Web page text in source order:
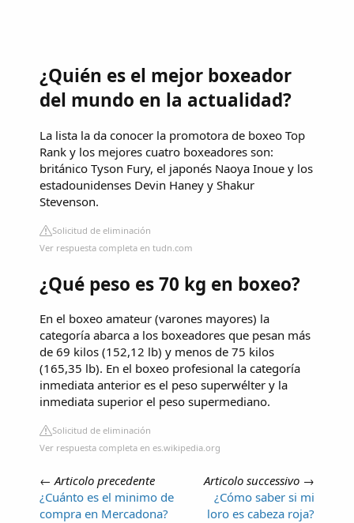
¿Quién es el mejor boxeador
del mundo en la actualidad?
La lista la da conocer la promotora de boxeo Top
Rank y los mejores cuatro boxeadores son:
británico Tyson Fury, el japonés Naoya Inoue y los
estadounidenses Devin Haney y Shakur
Stevenson.
Solicitud de eliminación
Ver respuesta completa en tudn.com
¿Qué peso es 70 kg en boxeo?
En el boxeo amateur (varones mayores) la
categoría abarca a los boxeadores que pesan más
de 69 kilos (152,12 lb) y menos de 75 kilos
(165,35 lb). En el boxeo profesional la categoría
inmediata anterior es el peso superwélter y la
inmediata superior el peso supermediano.
Solicitud de eliminación
Ver respuesta completa en es.wikipedia.org
←Articolo precedente
¿Cuánto es el minimo de
compra en Mercadona?
Articolo successivo →
¿Cómo saber si mi
loro es cabeza roja?